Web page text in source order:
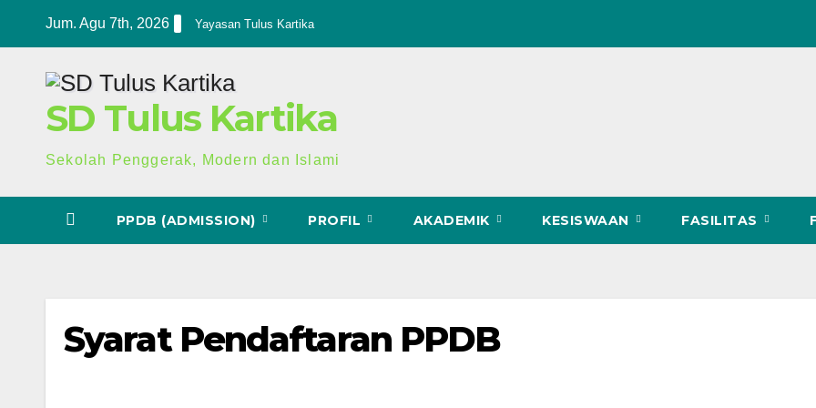
Jum. Agu 7th, 2026 Yayasan Tulus Kartika
SD Tulus Kartika
Sekolah Penggerak, Modern dan Islami
PPDB (ADMISSION) PROFIL AKADEMIK KESISWAAN FASILITAS
Syarat Pendaftaran PPDB